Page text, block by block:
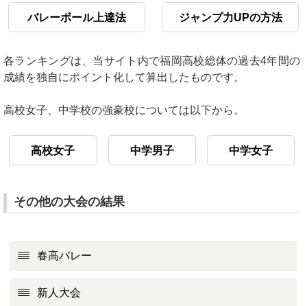
バレーボール上達法 ジャンプ力UPの方法
各ランキングは、当サイト内で福岡高校総体の過去4年間の
成績を独自にポイント化して算出したものです。
高校女子、中学校の強豪校については以下から。
高校女子 中学男子 中学女子
その他の大会の結果
春高バレー
新人大会